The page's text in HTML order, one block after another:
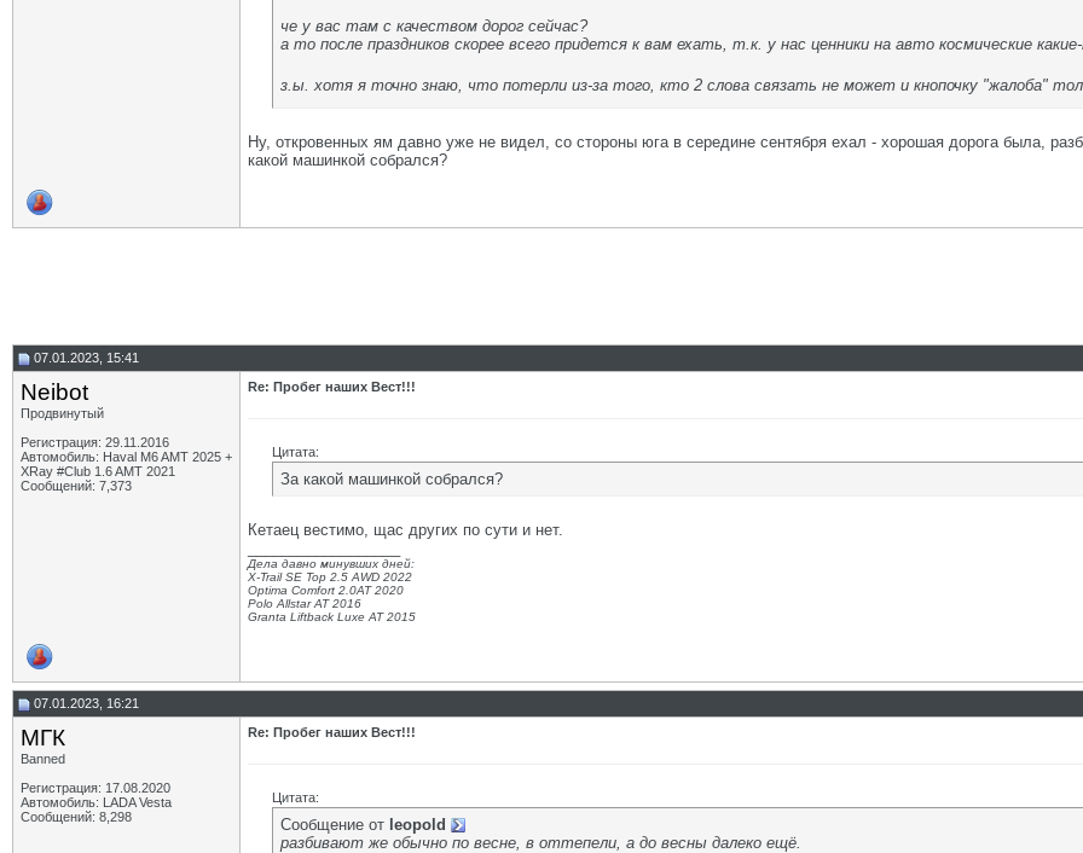
че у вас там с качеством дорог сейчас?
а то после праздников скорее всего придется к вам ехать, т.к. у нас ценники на авто космические
з.ы. хотя я точно знаю, что потерли из-за того, кто 2 слова связать не может и кнопочку "жалоба"
Ну, откровенных ям давно уже не видел, со стороны юга в середине сентября ехал - хорошая дорога была,
какой машинкой собрался?
07.01.2023, 15:41
Neibot
Продвинутый
Регистрация: 29.11.2016
Автомобиль: Haval M6 AMT 2025 +
XRay #Club 1.6 AMT 2021
Сообщений: 7,373
Re: Пробег наших Вест!!!
Цитата:
За какой машинкой собрался?
Кетаец вестимо, щас других по сути и нет.
Дела давно минувших дней:
X-Trail SE Top 2.5 AWD 2022
Optima Comfort 2.0AT 2020
Polo Allstar AT 2016
Granta Liftback Luxe AT 2015
07.01.2023, 16:21
МГК
Banned
Регистрация: 17.08.2020
Автомобиль: LADA Vesta
Сообщений: 8,298
Re: Пробег наших Вест!!!
Цитата:
Сообщение от leopold
разбивают же обычно по весне, в оттепели, а до весны далеко ещё.